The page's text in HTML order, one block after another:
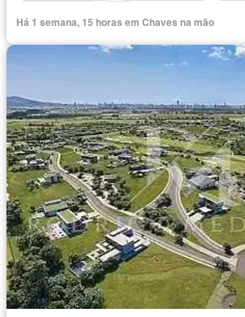
Há 1 semana, 15 horas em Chaves na mão